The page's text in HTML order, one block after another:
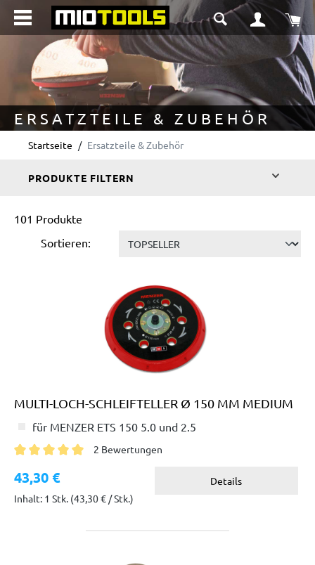
springen
ERSATZTEILE & ZUBEHÖR
Startseite Ersatzteile & Zubehör
PRODUKTE FILTERN
101 Produkte
Sortieren:
MULTI-LOCH-SCHLEIFTELLER Ø 150 MM MEDIUM
für MENZER ETS 150 5.0 und 2.5
2 Bewertungen
43,30 €
Inhalt: 1 Stk. (43,30 € / Stk.)
Details